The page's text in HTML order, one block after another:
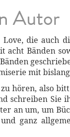
Autor
die auch
acht Bänden
mit
hören, also
schreiben Sie
an um, um
ganz